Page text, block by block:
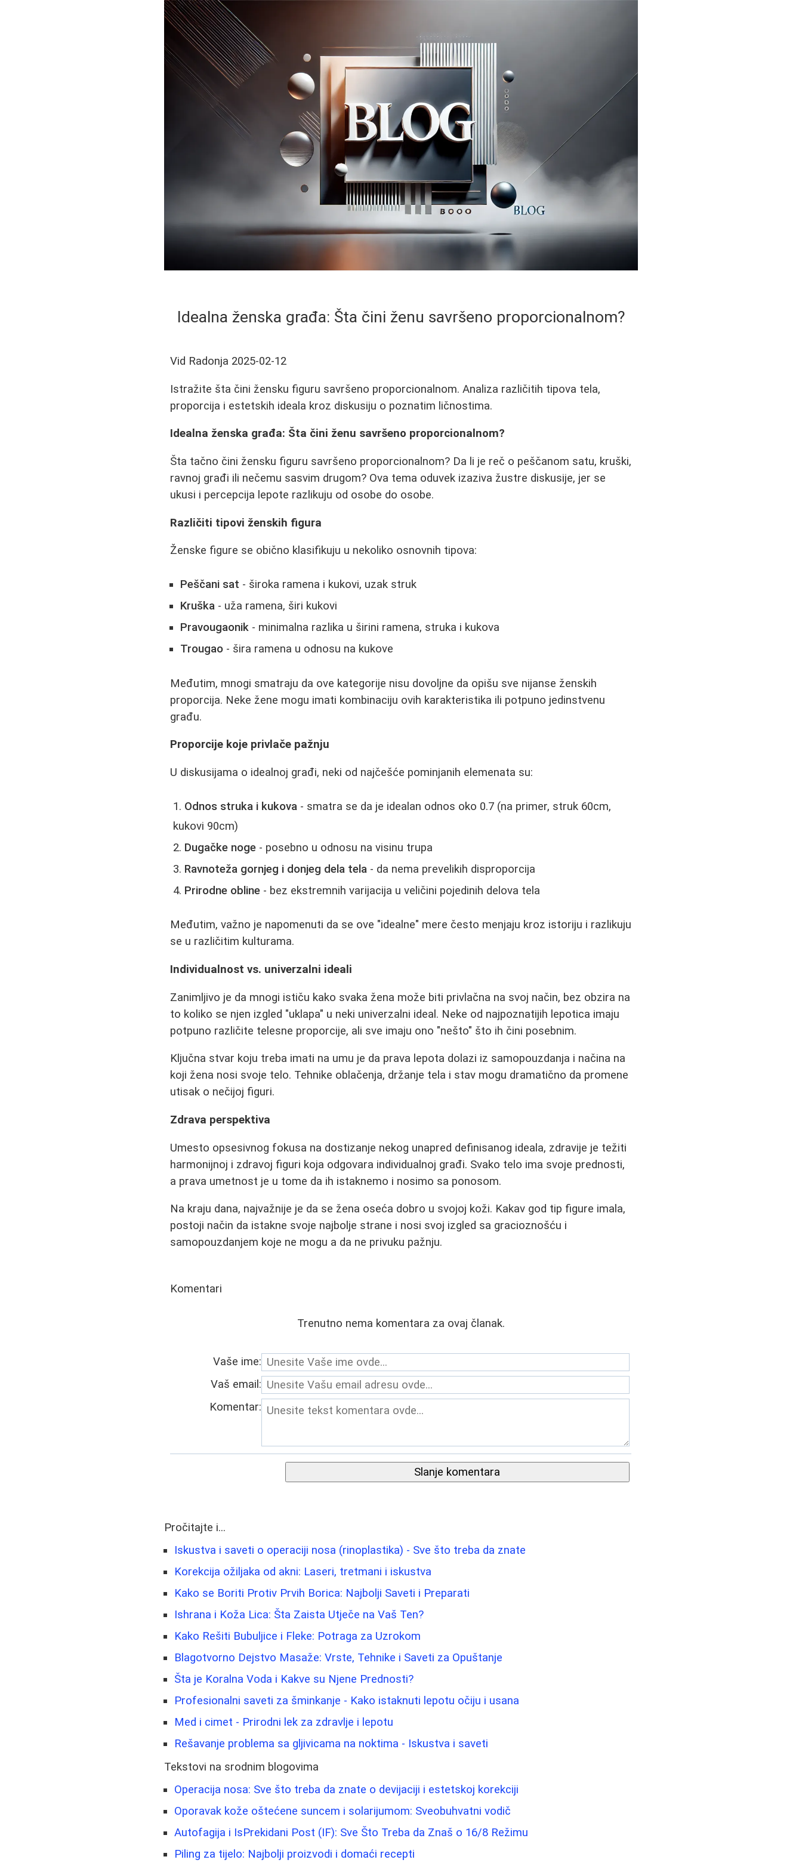
Idealna ženska građa: Šta čini ženu savršeno proporcionalnom?
Vid Radonja 2025-02-12
Istražite šta čini žensku figuru savršeno proporcionalnom. Analiza različitih tipova tela,
proporcija i estetskih ideala kroz diskusiju o poznatim ličnostima.
Idealna ženska građa: Šta čini ženu savršeno proporcionalnom?
Šta tačno čini žensku figuru savršeno proporcionalnom? Da li je reč o peščanom satu, kruški,
ravnoj građi ili nečemu sasvim drugom? Ova tema oduvek izaziva žustre diskusije, jer se
ukusi i percepcija lepote razlikuju od osobe do osobe.
Različiti tipovi ženskih figura
Ženske figure se obično klasifikuju u nekoliko osnovnih tipova:
Peščani sat - široka ramena i kukovi, uzak struk
Kruška - uža ramena, širi kukovi
Pravougaonik - minimalna razlika u širini ramena, struka i kukova
Trougao - šira ramena u odnosu na kukove
Međutim, mnogi smatraju da ove kategorije nisu dovoljne da opišu sve nijanse ženskih
proporcija. Neke žene mogu imati kombinaciju ovih karakteristika ili potpuno jedinstvenu
građu.
Proporcije koje privlače pažnju
U diskusijama o idealnoj građi, neki od najčešće pominjanih elemenata su:
Odnos struka i kukova - smatra se da je idealan odnos oko 0.7 (na primer, struk 60cm,
kukovi 90cm)
Dugačke noge - posebno u odnosu na visinu trupa
Ravnoteža gornjeg i donjeg dela tela - da nema prevelikih disproporcija
Prirodne obline - bez ekstremnih varijacija u veličini pojedinih delova tela
Međutim, važno je napomenuti da se ove "idealne" mere često menjaju kroz istoriju i razlikuju
se u različitim kulturama.
Individualnost vs. univerzalni ideali
Zanimljivo je da mnogi ističu kako svaka žena može biti privlačna na svoj način, bez obzira na
to koliko se njen izgled "uklapa" u neki univerzalni ideal. Neke od najpoznatijih lepotica imaju
potpuno različite telesne proporcije, ali sve imaju ono "nešto" što ih čini posebnim.
Ključna stvar koju treba imati na umu je da prava lepota dolazi iz samopouzdanja i načina na
koji žena nosi svoje telo. Tehnike oblačenja, držanje tela i stav mogu dramatično da promene
utisak o nečijoj figuri.
Zdrava perspektiva
Umesto opsesivnog fokusa na dostizanje nekog unapred definisanog ideala, zdravije je težiti
harmonijnoj i zdravoj figuri koja odgovara individualnoj građi. Svako telo ima svoje prednosti,
a prava umetnost je u tome da ih istaknemo i nosimo sa ponosom.
Na kraju dana, najvažnije je da se žena oseća dobro u svojoj koži. Kakav god tip figure imala,
postoji način da istakne svoje najbolje strane i nosi svoj izgled sa gracioznošću i
samopouzdanjem koje ne mogu a da ne privuku pažnju.
Komentari
Trenutno nema komentara za ovaj članak.
Vaše ime:
Vaš email:
Komentar:
Slanje komentara
Pročitajte i...
Iskustva i saveti o operaciji nosa (rinoplastika) - Sve što treba da znate
Korekcija ožiljaka od akni: Laseri, tretmani i iskustva
Kako se Boriti Protiv Prvih Borica: Najbolji Saveti i Preparati
Ishrana i Koža Lica: Šta Zaista Utječe na Vaš Ten?
Kako Rešiti Bubuljice i Fleke: Potraga za Uzrokom
Blagotvorno Dejstvo Masaže: Vrste, Tehnike i Saveti za Opuštanje
Šta je Koralna Voda i Kakve su Njene Prednosti?
Profesionalni saveti za šminkanje - Kako istaknuti lepotu očiju i usana
Med i cimet - Prirodni lek za zdravlje i lepotu
Rešavanje problema sa gljivicama na noktima - Iskustva i saveti
Tekstovi na srodnim blogovima
Operacija nosa: Sve što treba da znate o devijaciji i estetskoj korekciji
Oporavak kože oštećene suncem i solarijumom: Sveobuhvatni vodič
Autofagija i IsPrekidani Post (IF): Sve Što Treba da Znaš o 16/8 Režimu
Piling za tijelo: Najbolji proizvodi i domaći recepti